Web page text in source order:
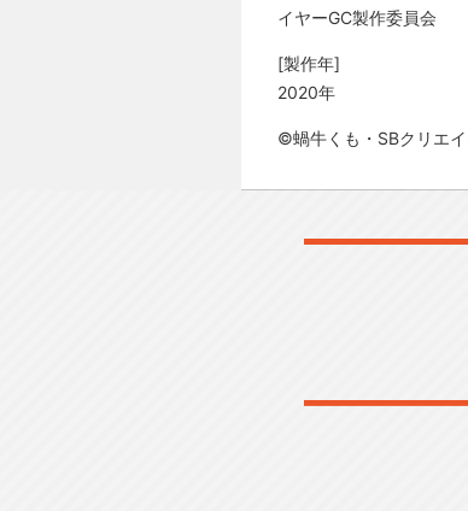
イヤーGC製作委員会
[製作年]
2020年
©蝸牛くも・SBクリエ